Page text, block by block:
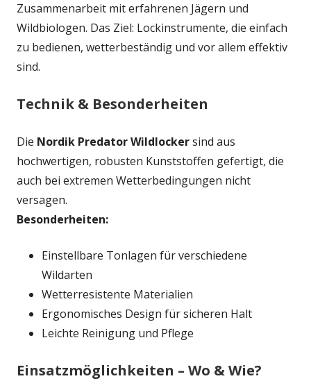
Zusammenarbeit mit erfahrenen Jägern und
Wildbiologen. Das Ziel: Lockinstrumente, die einfach
zu bedienen, wetterbeständig und vor allem effektiv
sind.
Technik & Besonderheiten
Die Nordik Predator Wildlockersind aus
hochwertigen, robusten Kunststoffen gefertigt, die
auch bei extremen Wetterbedingungen nicht
versagen.
Besonderheiten:
Einstellbare Tonlagen für verschiedene
Wildarten
Wetterresistente Materialien
Ergonomisches Design für sicheren Halt
Leichte Reinigung und Pflege
Einsatzmöglichkeiten – Wo & Wie?